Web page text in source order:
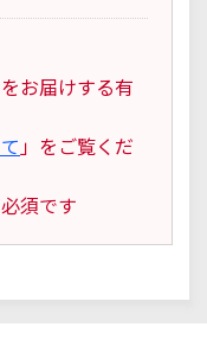
お届けする有
」をご覧くだ
須です